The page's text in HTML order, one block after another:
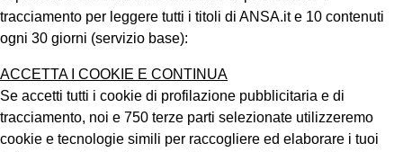
tracciamento per leggere tutti i titoli di ANSA.it e 10 contenuti
ogni 30 giorni (servizio base):
ACCETTA I COOKIE E CONTINUA
Se accetti tutti i cookie di profilazione pubblicitaria e di
tracciamento, noi e 750 terze parti selezionate utilizzeremo
cookie e tecnologie simili per raccogliere ed elaborare i tuoi